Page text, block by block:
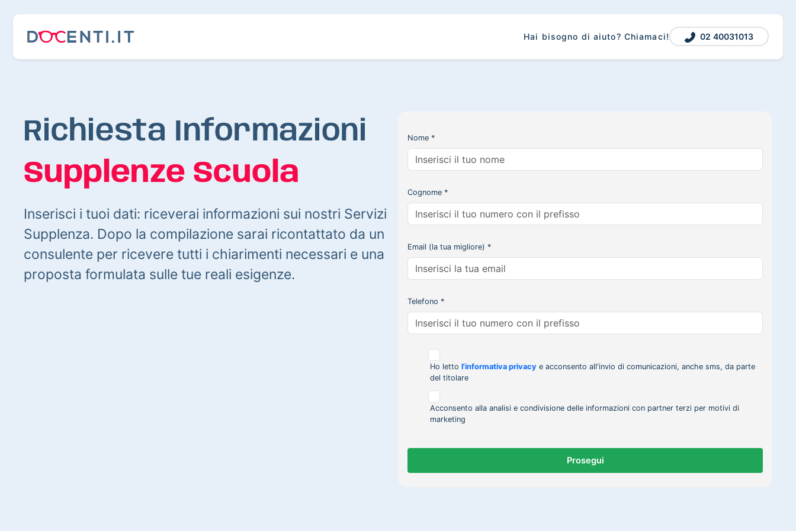
Hai bisogno di aiuto? Chiamaci! 02 40031013
Richiesta Informazioni
Supplenze Scuola
Inserisci i tuoi dati: riceverai informazioni sui nostri Servizi
Supplenza. Dopo la compilazione sarai ricontattato da un
consulente per ricevere tutti i chiarimenti necessari e una
proposta formulata sulle tue reali esigenze.
Nome *
Cognome *
Email (la tua migliore) *
Telefono *
Ho letto l'informativa privacy e acconsento all'invio di comunicazioni, anche sms, da parte
del titolare
Acconsento alla analisi e condivisione delle informazioni con partner terzi per motivi di
marketing